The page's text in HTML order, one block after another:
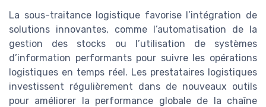
La sous-traitance logistique favorise l’intégration de
solutions innovantes, comme l’automatisation de la
gestion des stocks ou l’utilisation de systèmes
d’information performants pour suivre les opérations
logistiques en temps réel. Les prestataires logistiques
investissent régulièrement dans de nouveaux outils
pour améliorer la performance globale de la chaîne